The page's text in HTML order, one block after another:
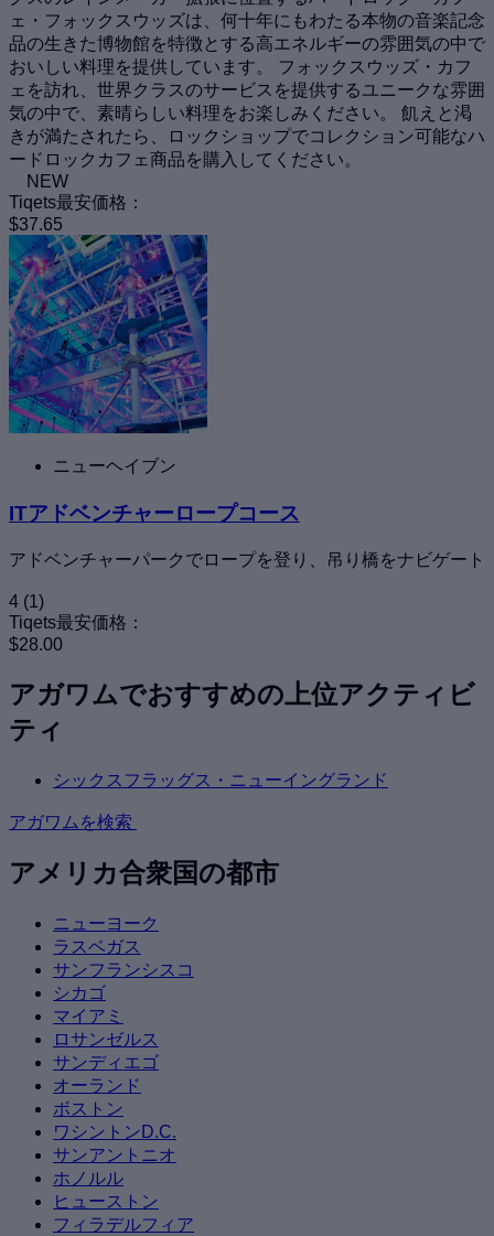
ェ・フォックスウッズは、何十年にもわたる本物の音楽記念
品の生きた博物館を特徴とする高エネルギーの雰囲気の中で
おいしい料理を提供しています。 フォックスウッズ・カフ
ェを訪れ、世界クラスのサービスを提供するユニークな雰囲
気の中で、素晴らしい料理をお楽しみください。 飢えと渇
きが満たされたら、ロックショップでコレクション可能なハ
ードロックカフェ商品を購入してください。
NEW
Tiqets最安価格：
$37.65
ニューヘイブン
ITアドベンチャーロープコース
アドベンチャーパークでロープを登り、吊り橋をナビゲート
4 (1)
Tiqets最安価格：
$28.00
アガワムでおすすめの上位アクティビ
ティ
シックスフラッグス・ニューイングランド
アガワムを検索
アメリカ合衆国の都市
ニューヨーク
ラスベガス
サンフランシスコ
シカゴ
マイアミ
ロサンゼルス
サンディエゴ
オーランド
ボストン
ワシントンD.C.
サンアントニオ
ホノルル
ヒューストン
フィラデルフィア